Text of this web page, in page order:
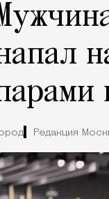
Редакция